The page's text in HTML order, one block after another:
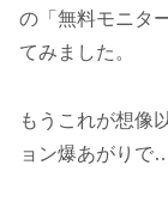
の「無料モニタ
てみました。
もうこれが想像
ョン爆あがりで